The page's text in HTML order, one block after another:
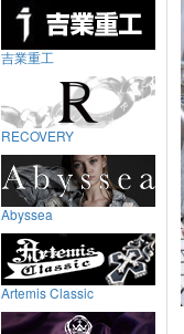
吉業重工
RECOVERY
Abyssea
Artemis Classic